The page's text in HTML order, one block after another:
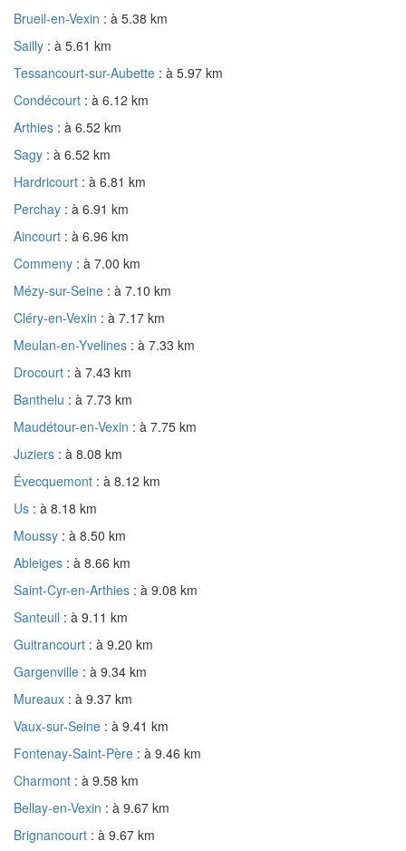
Brueil-en-Vexin : à 5.38 km
Sailly : à 5.61 km
Tessancourt-sur-Aubette : à 5.97 km
Condécourt : à 6.12 km
Arthies : à 6.52 km
Sagy : à 6.52 km
Hardricourt : à 6.81 km
Perchay : à 6.91 km
Aincourt : à 6.96 km
Commeny : à 7.00 km
Mézy-sur-Seine : à 7.10 km
Cléry-en-Vexin : à 7.17 km
Meulan-en-Yvelines : à 7.33 km
Drocourt : à 7.43 km
Banthelu : à 7.73 km
Maudétour-en-Vexin : à 7.75 km
Juziers : à 8.08 km
Évecquemont : à 8.12 km
Us : à 8.18 km
Moussy : à 8.50 km
Ableiges : à 8.66 km
Saint-Cyr-en-Arthies : à 9.08 km
Santeuil : à 9.11 km
Guitrancourt : à 9.20 km
Gargenville : à 9.34 km
Mureaux : à 9.37 km
Vaux-sur-Seine : à 9.41 km
Fontenay-Saint-Père : à 9.46 km
Charmont : à 9.58 km
Bellay-en-Vexin : à 9.67 km
Brignancourt : à 9.67 km